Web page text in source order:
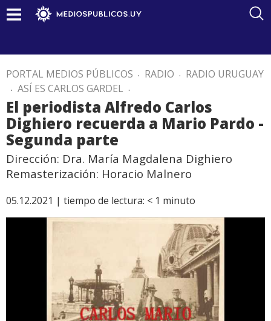
PORTAL MEDIOS PÚBLICOS . RADIO . RADIO URUGUAY
. ASÍ ES CARLOS GARDEL .
El periodista Alfredo Carlos
Dighiero recuerda a Mario Pardo -
Segunda parte
Dirección: Dra. María Magdalena Dighiero
Remasterización: Horacio Malnero
05.12.2021 | tiempo de lectura: < 1 minuto